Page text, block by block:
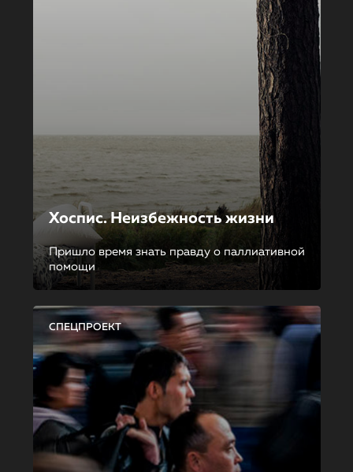
Хоспис. Неизбежность жизни
Пришло время знать правду о паллиативной
помощи
СПЕЦПРОЕКТ